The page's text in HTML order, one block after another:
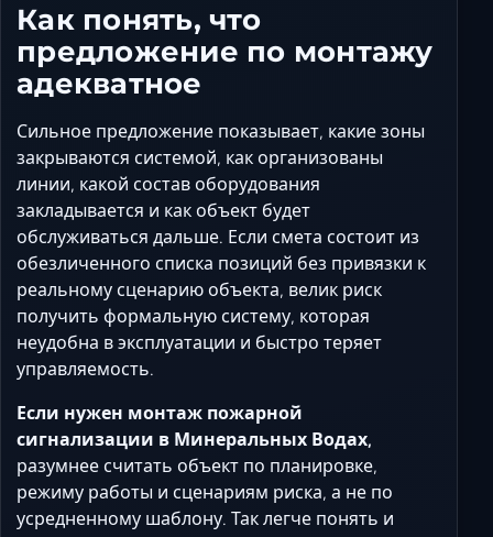
Как понять, что
предложение по монтажу
адекватное
Сильное предложение показывает, какие зоны
закрываются системой, как организованы
линии, какой состав оборудования
закладывается и как объект будет
обслуживаться дальше. Если смета состоит из
обезличенного списка позиций без привязки к
реальному сценарию объекта, велик риск
получить формальную систему, которая
неудобна в эксплуатации и быстро теряет
управляемость.
Если нужен монтаж пожарной
сигнализации в Минеральных Водах,
разумнее считать объект по планировке,
режиму работы и сценариям риска, а не по
усредненному шаблону. Так легче понять и